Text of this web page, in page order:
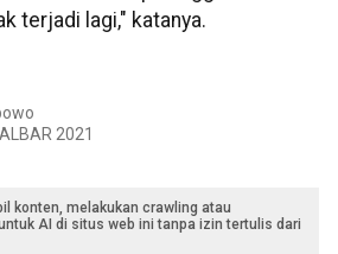
terjadi lagi," katanya.
2021
konten, melakukan crawling atau
AI di situs web ini tanpa izin tertulis dari